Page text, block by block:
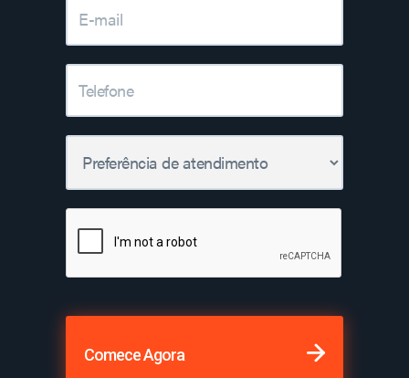
Comece Agora